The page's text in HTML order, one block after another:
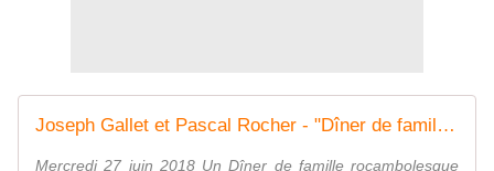
Joseph Gallet et Pascal Rocher - "Dîner de famille" - Critique Humoristes
Mercredi 27 juin 2018 Un Dîner de famille rocambolesque